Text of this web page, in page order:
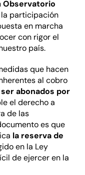
Observatorio
participación
en marcha
con rigor el
país.
que hacen
al cobro
abonados por
el derecho a
de las
es que
la reserva de
en la Ley
de ejercer en la